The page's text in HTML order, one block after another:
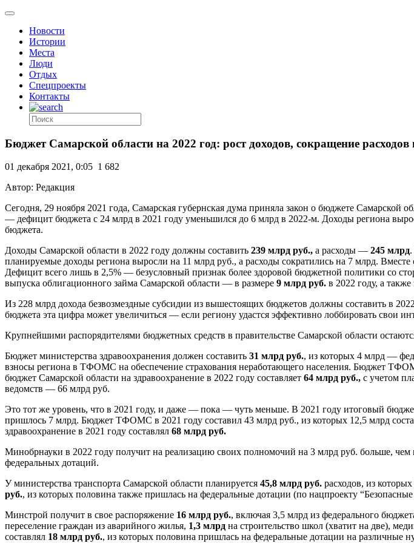
Новости
Истории
Места
Люди
Отдых
Спецпроекты
Контакты
Бюджет Самарской области на 2022 год: рост доходов, сокращение
01 декабря 2021, 0:05 1 682
Автор: Редакция
Сегодня, 29 ноября 2021 года, Самарская губернская дума приняла закон о бюджете Самарской
— дефицит бюджета с 24 млрд в 2021 году уменьшился до 6 млрд в 2022-м. Доходы региона
бюджета.
Доходы Самарской области в 2022 году должны составить 239 млрд руб., а расходы — 245 млрд
планируемые доходы региона выросли на 11 млрд руб., а расходы сократились на 7 млрд.
Дефицит всего лишь в 2,5% — безусловный признак более здоровой бюджетной политики со
выпуска облигационного займа Самарской области — в размере 9 млрд руб. в 2022 году, а
Из 228 млрд дохода безвозмездные субсидии из вышестоящих бюджетов должны составить в
бюджета эта цифра может увеличиться — если региону удастся эффективно лоббировать свои
Крупнейшими распорядителями бюджетных средств в правительстве Самарской области
Бюджет министерства здравоохранения должен составить 31 млрд руб., из которых 4 млрд —
взносы региона в ТФОМС на обеспечение страхования неработающего населения. Бюджет
бюджет Самарской области на здравоохранение в 2022 году составляет 64 млрд руб., с учетом
ведомств — 66 млрд руб.
Это тот же уровень, что в 2021 году, и даже — пока — чуть меньше. В 2021 году итоговый
пришлось 7 млрд. Бюджет ТФОМС в 2021 году составил 43 млрд руб., из которых 12,5 млрд
здравоохранение в 2021 году составлял 68 млрд руб.
Минобрнауки в 2022 году получит на реализацию своих полномочий на 3 млрд руб. больше,
федеральных дотаций.
У министерства транспорта Самарской области планируется 45,8 млрд руб. расходов, из
руб., из которых половина также пришлась на федеральные дотации (по нацпроекту “Безопасные
Минстрой получит в свое распоряжение 16 млрд руб., включая 3,5 млрд из федерального
переселение граждан из аварийного жилья, 1,3 млрд на строительство школ (хватит на две),
составлял 18 млрд руб., из которых половина пришлась на федеральные дотации на различные